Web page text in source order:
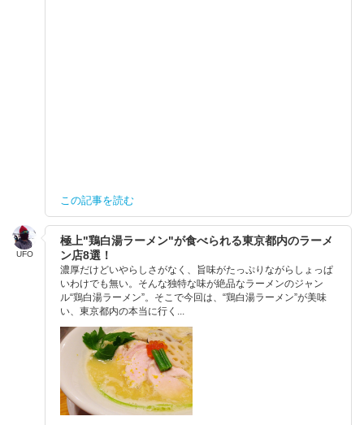
この記事を読む
UFO
極上"鶏白湯ラーメン"が食べられる東京都内のラーメ
ン店8選！
濃厚だけどいやらしさがなく、旨味がたっぷりながらしょっぱ
いわけでも無い。そんな独特な味が絶品なラーメンのジャン
ル“鶏白湯ラーメン”。そこで今回は、“鶏白湯ラーメン”が美味
い、東京都内の本当に行く...